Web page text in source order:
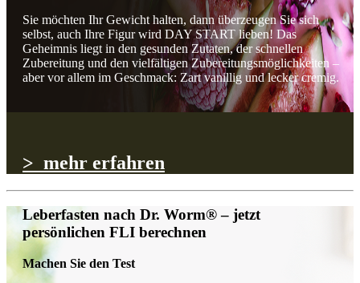
Sie möchten Ihr Gewicht halten, dann überzeugen Sie sich
selbst, auch Ihre Figur wird DAY START lieben! Das
Geheimnis liegt in den gesunden Zutaten, der schnellen
Zubereitung und den vielfältigen Zubereitungsmöglichkeiten –
aber vor allem im Geschmack: Zart vanillig und lecker cremig.
> mehr erfahren
Leberfasten nach Dr. Worm® – jetzt
persönlichen FLI berechnen
Machen Sie den Test